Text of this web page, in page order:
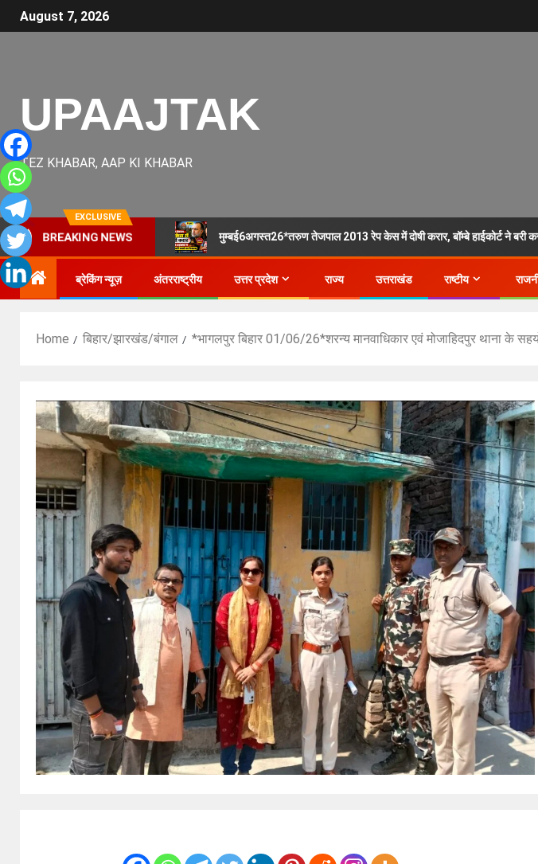
August 7, 2026
UPAAJTAK
TEZ KHABAR, AAP KI KHABAR
EXCLUSIVE
BREAKING NEWS मुम्बई6अगस्त26*तरुण तेजपाल 2013 रेप केस में दोषी करार, बॉम्बे हाईकोर्ट ने बरी
ब्रेकिंग न्यूज़ अंतरराष्ट्रीय उत्तर प्रदेश राज्य उत्तराखंड राष्टीय
Home बिहार/झारखंड/बंगाल *भागलपुर बिहार 01/06/26*शरन्य मानवाधिकार एवं मोजाहिदपुर थाना के